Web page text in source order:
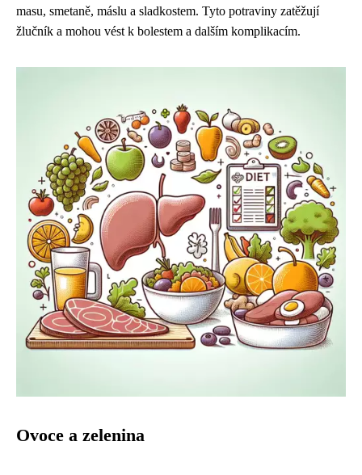
masu, smetaně, máslu a sladkostem. Tyto potraviny zatěžují
žlučník a mohou vést k bolestem a dalším komplikacím.
Ovoce a zelenina